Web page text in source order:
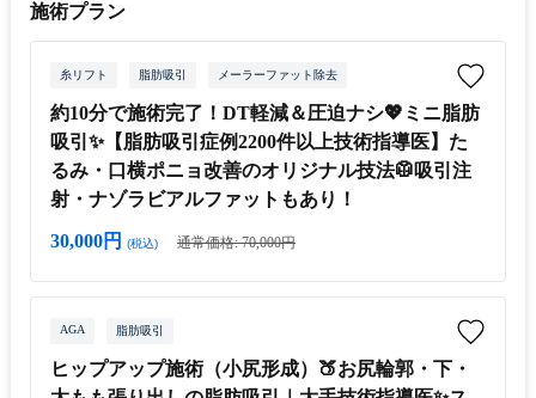
施術プラン
糸リフト 脂肪吸引 メーラーファット除去
約10分で施術完了！DT軽減＆圧迫ナシ💖ミニ脂肪
吸引✨【脂肪吸引症例2200件以上技術指導医】た
るみ・口横ポニョ改善のオリジナル技法🥼吸引注
射・ナゾラビアルファットもあり！
30,000円 (税込) 通常価格: 70,000円
AGA 脂肪吸引
ヒップアップ施術（小尻形成）🍑お尻輪郭・下・